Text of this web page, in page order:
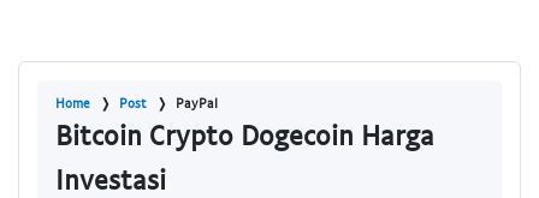
Home Post PayPal
Bitcoin Crypto Dogecoin Harga
Investasi